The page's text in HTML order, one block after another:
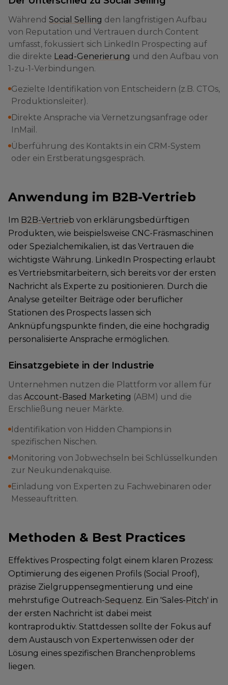
Während Social Selling den langfristigen Aufbau
von Reputation und Vertrauen durch Content
umfasst, fokussiert sich LinkedIn Prospecting auf
die direkte Lead-Generierung und den Aufbau von
1-zu-1-Verbindungen.
Gezielte Identifikation von Entscheidern (z.B. CTOs,
Produktionsleiter).
Direkte Ansprache via Vernetzungsanfrage oder
InMail.
Überführung des Kontakts in ein CRM-System
oder ein Erstberatungsgespräch.
Anwendung im B2B-Vertrieb
Im B2B-Vertrieb von erklärungsbedürftigen
Produkten, wie beispielsweise CNC-Fräsmaschinen
oder Spezialchemikalien, ist das Vertrauen die
wichtigste Währung. LinkedIn Prospecting erlaubt
es Vertriebsmitarbeitern, sich bereits vor der ersten
Nachricht als Experte zu positionieren. Durch die
Analyse geteilter Beiträge oder beruflicher
Stationen des Prospects lassen sich
Anknüpfungspunkte finden, die eine hochgradig
personalisierte Ansprache ermöglichen.
Einsatzgebiete in der Industrie
Unternehmen nutzen die Plattform vor allem für
das Account-Based Marketing (ABM) und die
Erschließung neuer Märkte.
Identifikation von Hidden Champions in
spezifischen Nischen.
Monitoring von Jobwechseln bei Schlüsselkunden
zur Neukundenakquise.
Einladung von Experten zu Fachwebinaren oder
Messeauftritten.
Methoden & Best Practices
Effektives Prospecting folgt einem klaren Prozess:
Optimierung des eigenen Profils (Social Proof),
präzise Zielgruppensegmentierung und eine
mehrstufige Outreach-Sequenz. Ein 'Sales-Pitch' in
der ersten Nachricht ist dabei meist
kontraproduktiv. Stattdessen sollte der Fokus auf
dem Austausch von Expertenwissen oder der
Lösung eines spezifischen Branchenproblems
liegen.